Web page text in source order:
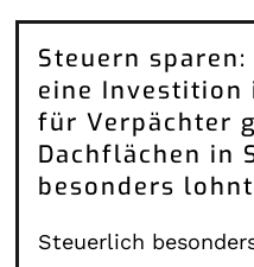
Steuern
eine Investition
für Verpächter
Dachflächen in
besonders
Steuerlich